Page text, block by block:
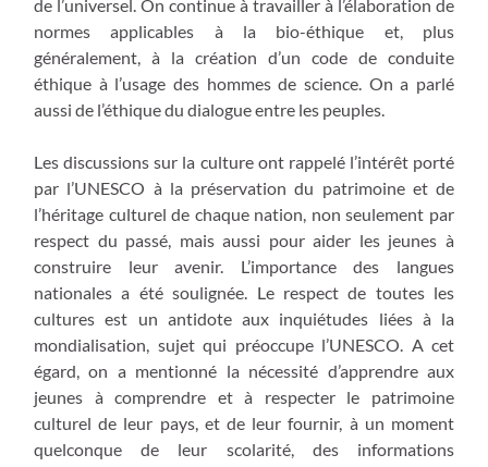
de l’universel. On continue à travailler à l’élaboration de
normes applicables à la bio-éthique et, plus
généralement, à la création d’un code de conduite
éthique à l’usage des hommes de science. On a parlé
aussi de l’éthique du dialogue entre les peuples.
Les discussions sur la culture ont rappelé l’intérêt porté
par l’UNESCO à la préservation du patrimoine et de
l’héritage culturel de chaque nation, non seulement par
respect du passé, mais aussi pour aider les jeunes à
construire leur avenir. L’importance des langues
nationales a été soulignée. Le respect de toutes les
cultures est un antidote aux inquiétudes liées à la
mondialisation, sujet qui préoccupe l’UNESCO. A cet
égard, on a mentionné la nécessité d’apprendre aux
jeunes à comprendre et à respecter le patrimoine
culturel de leur pays, et de leur fournir, à un moment
quelconque de leur scolarité, des informations